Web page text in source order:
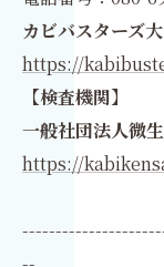
カビバスターズ
https://
【検査機関】
一般社団法人微
https://